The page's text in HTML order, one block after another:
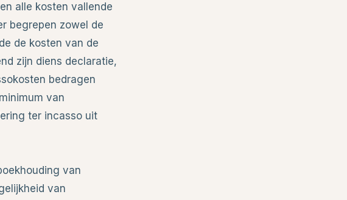
alle kosten vallende
begrepen zowel de
de kosten van de
zijn diens declaratie,
bedragen
van
ter incasso uit
van
van